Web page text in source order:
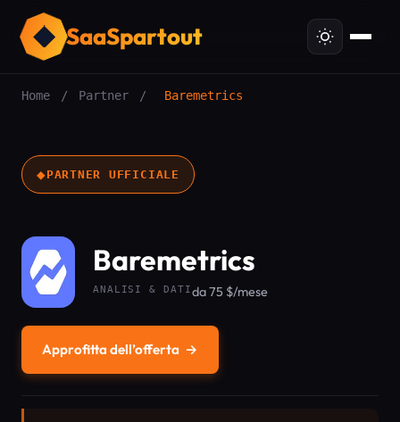
SaaSpartout
Home / Partner / Baremetrics
◆PARTNER UFFICIALE
Baremetrics
ANALISI & DATIda 75 $/mese
Approfitta dell’offerta →